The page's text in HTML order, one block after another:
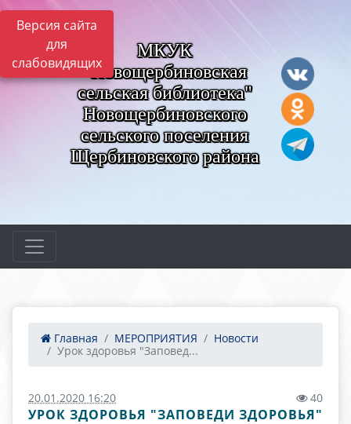
Версия сайта
для
слабовидящих
МКУК
"Новощербиновская
сельская библиотека"
Новощербиновского
сельского поселения
Щербиновского района
Главная МЕРОПРИЯТИЯ
Новости
Урок здоровья "Заповед...
20.01.2020 16:20 40
УРОК ЗДОРОВЬЯ "ЗАПОВЕДИ ЗДОРОВЬЯ"